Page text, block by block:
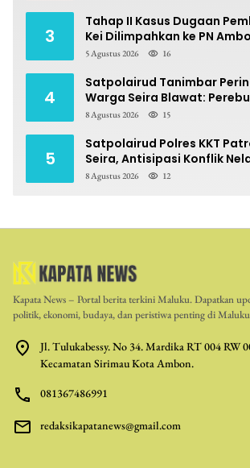
3
Tahap II Kasus Dugaan
Kei Dilimpahkan ke PN
5 Agustus 2026 16
4
Satpolairud Tanimbar
Warga Seira Blawat:
Berpotensi Pidana
8 Agustus 2026 15
5
Satpolairud Polres KKT
Seira, Antisipasi Konflik
8 Agustus 2026 12
Kapata News – Portal berita terkini Maluku. Dapatkan
politik, ekonomi, budaya, dan peristiwa penting di
Jl. Tulukabessy. No 34. Mardika RT 004 RW
Kecamatan Sirimau Kota Ambon.
081367486991
redaksikapatanews@gmail.com